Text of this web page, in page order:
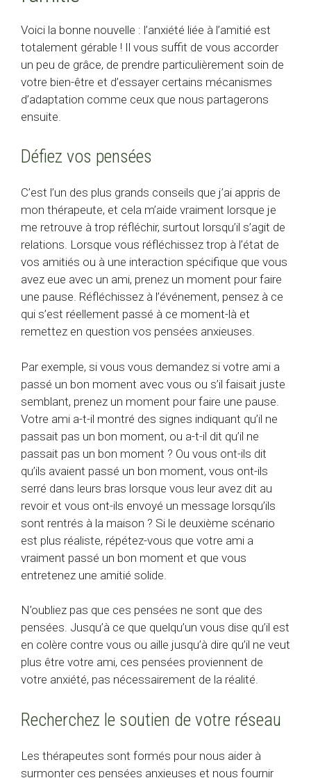
Voici la bonne nouvelle : l’anxiété liée à l’amitié est
totalement gérable ! Il vous suffit de vous accorder
un peu de grâce, de prendre particulièrement soin de
votre bien-être et d’essayer certains mécanismes
d’adaptation comme ceux que nous partagerons
ensuite.
Défiez vos pensées
C’est l’un des plus grands conseils que j’ai appris de
mon thérapeute, et cela m’aide vraiment lorsque je
me retrouve à trop réfléchir, surtout lorsqu’il s’agit de
relations. Lorsque vous réfléchissez trop à l’état de
vos amitiés ou à une interaction spécifique que vous
avez eue avec un ami, prenez un moment pour faire
une pause. Réfléchissez à l’événement, pensez à ce
qui s’est réellement passé à ce moment-là et
remettez en question vos pensées anxieuses.
Par exemple, si vous vous demandez si votre ami a
passé un bon moment avec vous ou s’il faisait juste
semblant, prenez un moment pour faire une pause.
Votre ami a-t-il montré des signes indiquant qu’il ne
passait pas un bon moment, ou a-t-il dit qu’il ne
passait pas un bon moment ? Ou vous ont-ils dit
qu’ils avaient passé un bon moment, vous ont-ils
serré dans leurs bras lorsque vous leur avez dit au
revoir et vous ont-ils envoyé un message lorsqu’ils
sont rentrés à la maison ? Si le deuxième scénario
est plus réaliste, répétez-vous que votre ami a
vraiment passé un bon moment et que vous
entretenez une amitié solide.
N’oubliez pas que ces pensées ne sont que des
pensées. Jusqu’à ce que quelqu’un vous dise qu’il est
en colère contre vous ou aille jusqu’à dire qu’il ne veut
plus être votre ami, ces pensées proviennent de
votre anxiété, pas nécessairement de la réalité.
Recherchez le soutien de votre réseau
Les thérapeutes sont formés pour nous aider à
surmonter ces pensées anxieuses et nous fournir